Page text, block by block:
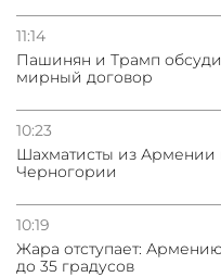
11:14
Пашинян и Трамп
мирный договор
10:23
Шахматисты из Армении
Черногории
10:19
Жара отступает:
до 35 градусов